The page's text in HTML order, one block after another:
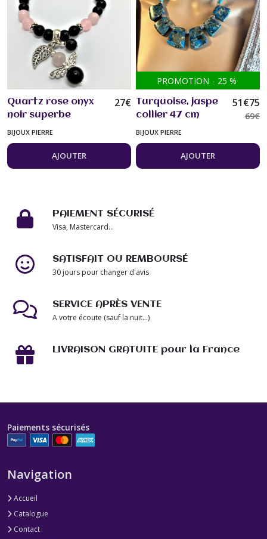
Quartz rose onyx
noir superbe
bracelet tendance
de 16 à 19cm
pierres fines perles
8mm jolies
27€
BIJOUX PIERRE
AJOUTER
PROMOTION - 25 %
Turquoise, jaspe
collier 47 cm
turquoise rondes
8 mm 6 pièces en
jaspe à la base
Bijou femme
51€75
69€
BIJOUX PIERRE
AJOUTER
PAIEMENT SÉCURISÉ
Visa, Mastercard...
SATISFAIT OU REMBOURSÉ
30 jours pour changer d'avis
SERVICE APRÈS VENTE
A votre écoute (sauf la nuit...)
LIVRAISON GRATUITE pour la France
Paiements sécurisés
Navigation
Accueil
Catalogue
Contact